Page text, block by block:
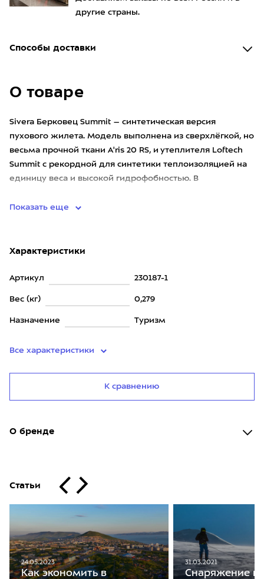
другие страны.
Способы доставки
О товаре
Sivera Берковец Summit – синтетическая версия
пухового жилета. Модель выполнена из сверхлёгкой, но
весьма прочной ткани A'ris 20 RS, и утеплителя Loftech
Summit с рекордной для синтетики теплоизоляцией на
единицу веса и высокой гидрофобностью. В
Показать еще
Характеристики
Артикул 230187-1
Вес (кг) 0,279
Назначение Туризм
Все характеристики
К сравнению
О бренде
Статьи
24.05.2023
Как экономить в
31.03.2021
Снаряжение